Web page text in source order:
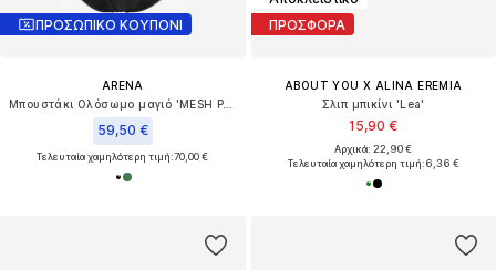
ΠΡΟΣΩΠΙΚΟ ΚΟΥΠΟΝΙ
ARENA
Μπουστάκι Ολόσωμο μαγιό 'MESH PANEL VENT BACK'
59,50 €
Τελευταία χαμηλότερη τιμή:70,00 €
ΠΡΟΣΦΟΡΑ
ABOUT YOU X ALINA EREMIA
Σλιπ μπικίνι 'Lea'
15,90 €
Αρχικά: 22,90 €
Τελευταία χαμηλότερη τιμή:6,36 €